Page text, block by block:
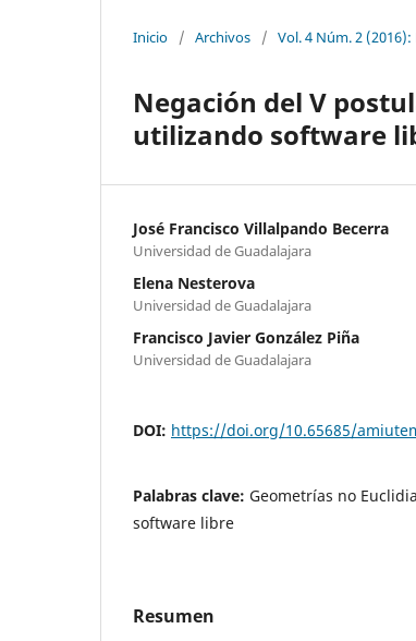
Inicio / Archivos / Vol. 4 Núm. 2 (2016):
Negación del V
utilizando software
José Francisco Villalpando Becerra
Universidad de Guadalajara
Elena Nesterova
Universidad de Guadalajara
Francisco Javier González Piña
Universidad de Guadalajara
DOI: https://doi.org/10.65685/
Palabras clave: Geometrías no
software libre
Resumen